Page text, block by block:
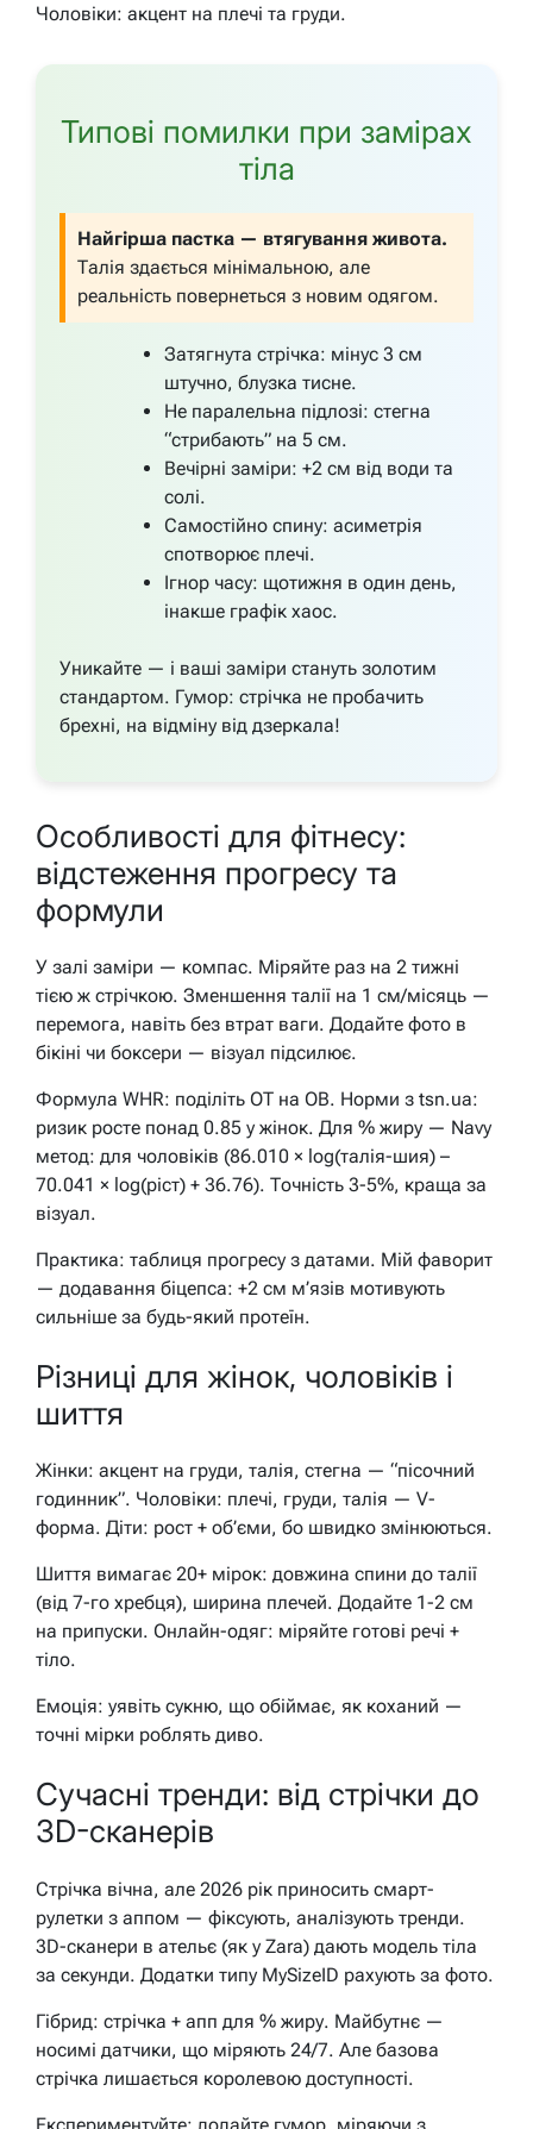
Чоловіки: акцент на плечі та груди.
Типові помилки при замірах
тіла
Найгірша пастка — втягування живота.
Талія здається мінімальною, але
реальність повернеться з новим одягом.
Затягнута стрічка: мінус 3 см
штучно, блузка тисне.
Не паралельна підлозі: стегна
“стрибають” на 5 см.
Вечірні заміри: +2 см від води та
солі.
Самостійно спину: асиметрія
спотворює плечі.
Ігнор часу: щотижня в один день,
інакше графік хаос.
Уникайте — і ваші заміри стануть золотим
стандартом. Гумор: стрічка не пробачить
брехні, на відміну від дзеркала!
Особливості для фітнесу:
відстеження прогресу та
формули
У залі заміри — компас. Міряйте раз на 2 тижні
тією ж стрічкою. Зменшення талії на 1 см/місяць —
перемога, навіть без втрат ваги. Додайте фото в
бікіні чи боксери — візуал підсилює.
Формула WHR: поділіть OT на OB. Норми з tsn.ua:
ризик росте понад 0.85 у жінок. Для % жиру — Navy
метод: для чоловіків (86.010 × log(талія-шия) –
70.041 × log(ріст) + 36.76). Точність 3-5%, краща за
візуал.
Практика: таблиця прогресу з датами. Мій фаворит
— додавання біцепса: +2 см м’язів мотивують
сильніше за будь-який протеїн.
Різниці для жінок, чоловіків і
шиття
Жінки: акцент на груди, талія, стегна — “пісочний
годинник”. Чоловіки: плечі, груди, талія — V-
форма. Діти: рост + об’єми, бо швидко змінюються.
Шиття вимагає 20+ мірок: довжина спини до талії
(від 7-го хребця), ширина плечей. Додайте 1-2 см
на припуски. Онлайн-одяг: міряйте готові речі +
тіло.
Емоція: уявіть сукню, що обіймає, як коханий —
точні мірки роблять диво.
Сучасні тренди: від стрічки до
3D-сканерів
Стрічка вічна, але 2026 рік приносить смарт-
рулетки з аппом — фіксують, аналізують тренди.
3D-сканери в ательє (як у Zara) дають модель тіла
за секунди. Додатки типу MySizeID рахують за фото.
Гібрид: стрічка + апп для % жиру. Майбутнє —
носимі датчики, що міряють 24/7. Але базова
стрічка лишається королевою доступності.
Експериментуйте: додайте гумор, міряючи з